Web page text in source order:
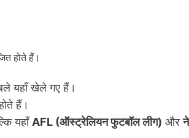
होते हैं।
यहाँ खेले गए हैं।
हैं।
यहाँ AFL (ऑस्ट्रेलियन फुटबॉल लीग) और